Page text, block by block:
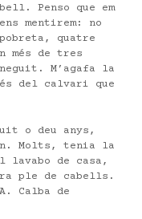
Penso que em
mentirem: no
quatre
més de tres
M’agafa la
del calvari que
o deu anys,
Molts, tenia la
de casa,
ple de cabells.
Calba de